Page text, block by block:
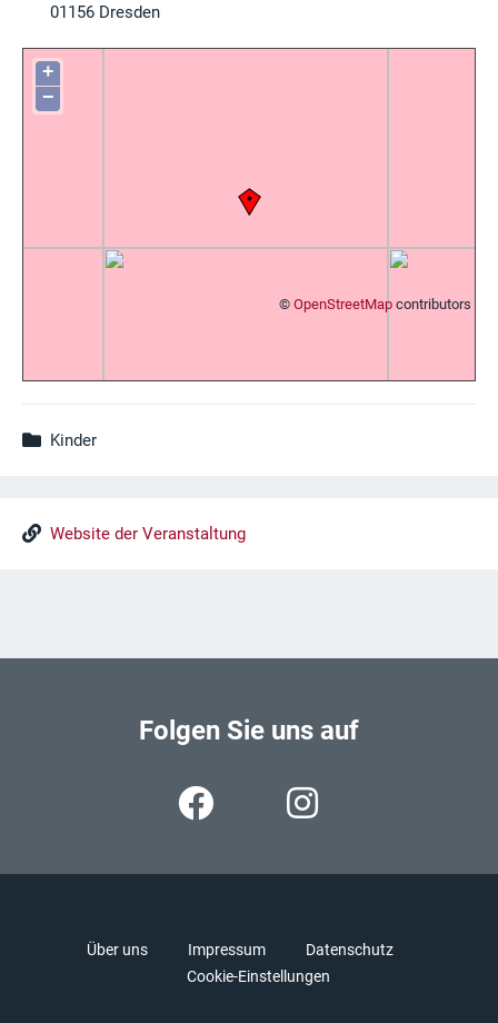
01156 Dresden
+
−
© OpenStreetMap contributors
Kinder
Website der Veranstaltung
Folgen Sie uns auf
Über uns Impressum
Datenschutz
Cookie-Einstellungen